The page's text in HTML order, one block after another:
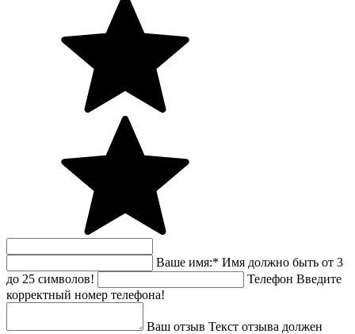
Ваше имя:* Имя должно быть от 3
до 25 символов!
Телефон Введите
корректный номер телефона!
Ваш отзыв Текст отзыва должен